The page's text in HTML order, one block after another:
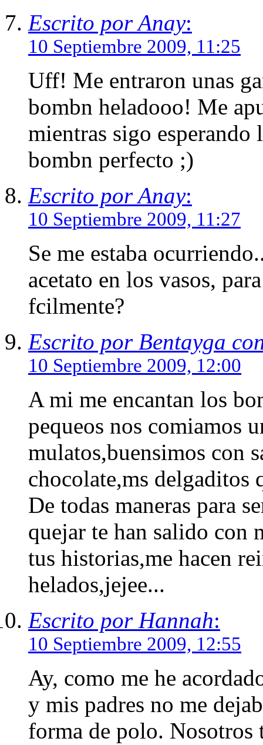
Escrito por Anay:
10 Septiembre 2009, 11:25
Uff! Me entraron unas
bombn heladooo! Me
mientras sigo
bombn perfecto ;)
Escrito por Anay:
10 Septiembre 2009, 11:27
Se me estaba
acetato en los vasos,
fcilmente?
Escrito por Bentayga
10 Septiembre 2009, 12:00
A mi me encantan los
pequeos nos comiamos
mulatos,buensimos con
chocolate,ms delgaditos
De todas maneras para
quejar te han salido con
tus historias,me hacen
helados,jejee...
Escrito por Hannah:
10 Septiembre 2009, 12:55
Ay, como me he
y mis padres no me
forma de polo.